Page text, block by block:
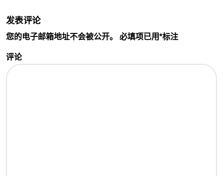
发表评论
您的电子邮箱地址不会被公开。 必填项已用*标注
评论